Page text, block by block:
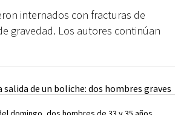
internados con fracturas de
gravedad. Los autores continúan